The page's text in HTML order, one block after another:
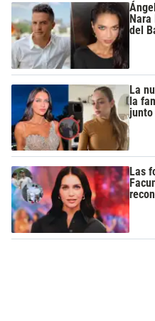
del
La
la
junto
Las